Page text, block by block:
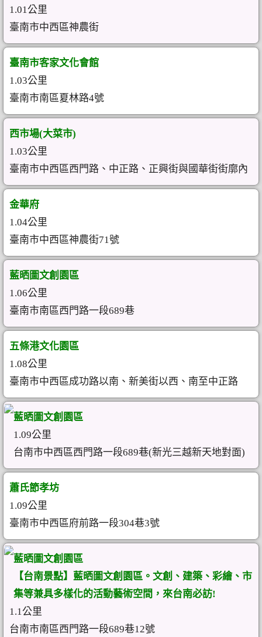
1.01公里
臺南市中西區神農街
臺南市客家文化會館
1.03公里
臺南市南區夏林路4號
西市場(大菜市)
1.03公里
臺南市中西區西門路、中正路、正興街與國華街街廓內
金華府
1.04公里
臺南市中西區神農街71號
藍晒圖文創園區
1.06公里
臺南市南區西門路一段689巷
五條港文化園區
1.08公里
臺南市中西區成功路以南、新美街以西、南至中正路
藍晒圖文創園區
1.09公里
台南市中西區西門路一段689巷(新光三越新天地對面)
蕭氏節孝坊
1.09公里
臺南市中西區府前路一段304巷3號
藍晒圖文創園區
【台南景點】藍晒圖文創園區。文創、建築、彩繪、市
集等兼具多樣化的活動藝術空間，來台南必訪!
1.1公里
台南市南區西門路一段689巷12號